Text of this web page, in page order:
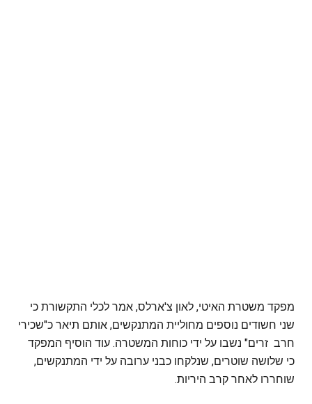
מפקד משטרת האיטי, לאון צ'ארלס, אמר לכלי התקשורת כי
שני חשודים נוספים מחוליית המתנקשים, אותם תיאר כ"שכירי
חרב זרים" נשבו על ידי כוחות המשטרה. עוד הוסיף המפקד
כי שלושה שוטרים, שנלקחו כבני ערובה על ידי המתנקשים,
שוחררו לאחר קרב היריות.